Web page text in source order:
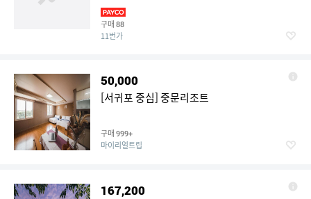
구매 88
11번가
50,000
[서귀포 중심] 중문리조트
구매 999+
마이리얼트립
167,200